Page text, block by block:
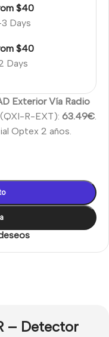
Days
$40
Days
$40
Exterior Vía Radio
(QXI-R-EXT): 63.49€
Optex 2 años.
– Detector